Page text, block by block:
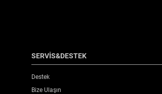
SERVİS&DESTEK
Destek
Bize Ulaşın